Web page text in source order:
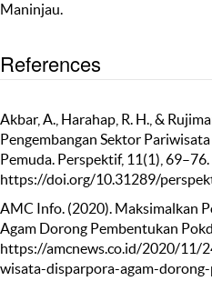
Maninjau.
References
Akbar, A., Harahap, R. H., &
Pengembangan Sektor
Pemuda. Perspektif, 11(1), 69–76.
https://doi.org/10.31289/
AMC Info. (2020). Maksimalkan
Agam Dorong Pembentukan
https://amcnews.co.id/2020/11/
wisata-disparpora-agam-